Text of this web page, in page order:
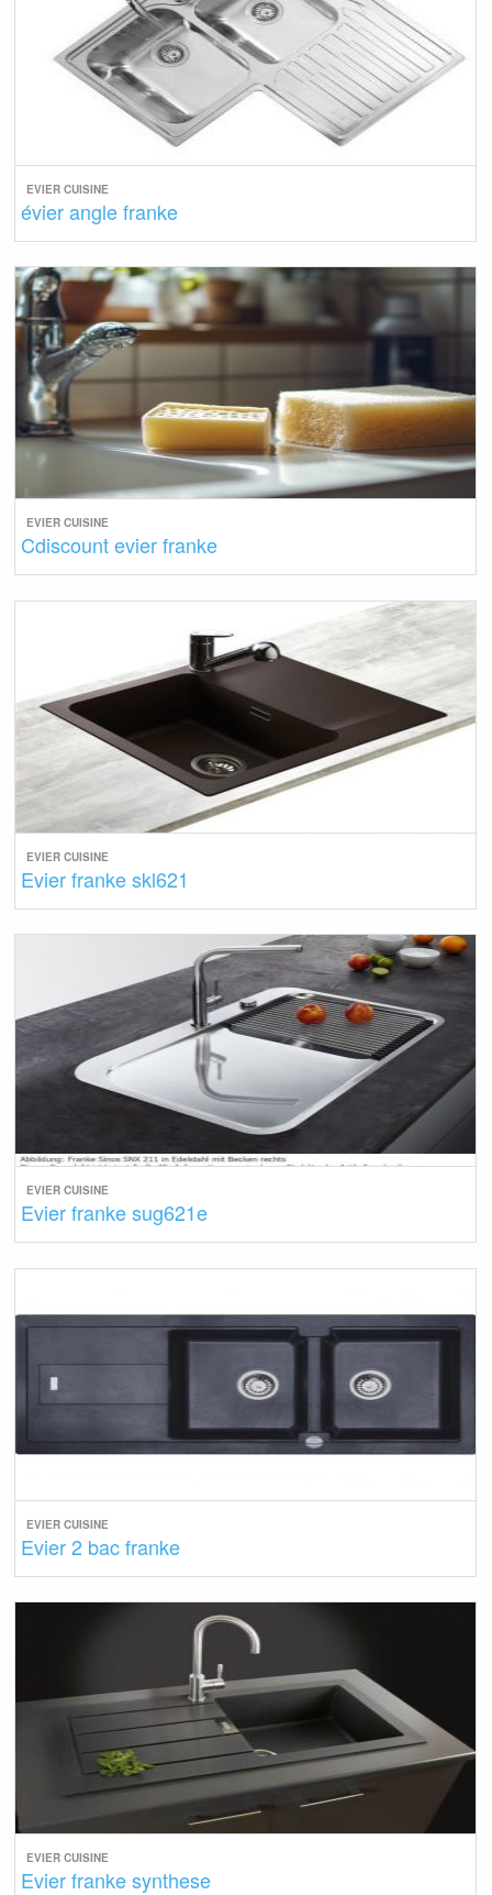
EVIER CUISINE
évier angle franke
EVIER CUISINE
Cdiscount evier franke
EVIER CUISINE
Evier franke skl621
EVIER CUISINE
Evier franke sug621e
EVIER CUISINE
Evier 2 bac franke
EVIER CUISINE
Evier franke synthese